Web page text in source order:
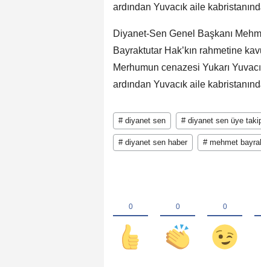
ardından Yuvacık aile
Diyanet-Sen Genel Başkanı
Bayraktutar Hak’kın rahmetine
Merhumun cenazesi Yukarı
ardından Yuvacık aile
# diyanet sen # diyanet sen üye
# diyanet sen haber # mehmet